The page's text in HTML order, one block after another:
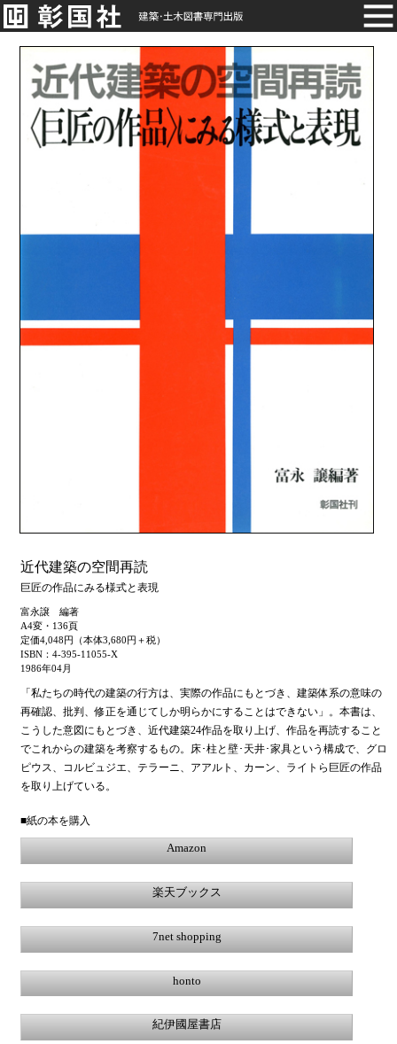
近代建築の空間再読
巨匠の作品にみる様式と表現
富永譲 編著
A4変・136頁
定価4,048円（本体3,680円＋税）
ISBN：4-395-11055-X
1986年04月
「私たちの時代の建築の行方は、実際の作品にもとづき、建築体系の意味の
再確認、批判、修正を通じてしか明らかにすることはできない」。本書は、
こうした意図にもとづき、近代建築24作品を取り上げ、作品を再読すること
でこれからの建築を考察するもの。床･柱と壁･天井･家具という構成で、グロ
ピウス、コルビュジエ、テラーニ、アアルト、カーン、ライトら巨匠の作品
を取り上げている。
■紙の本を購入
Amazon
楽天ブックス
7net shopping
honto
紀伊國屋書店